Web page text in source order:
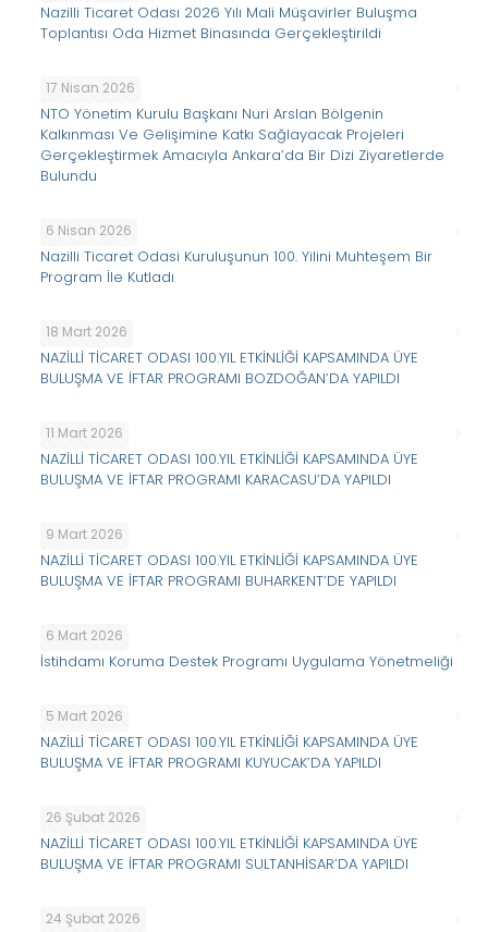
Nazilli Ticaret Odası 2026 Yılı Mali Müşavirler Buluşma
Toplantısı Oda Hizmet Binasında Gerçekleştirildi
17 Nisan 2026
NTO Yönetim Kurulu Başkanı Nuri Arslan Bölgenin
Kalkınması Ve Gelişimine Katkı Sağlayacak Projeleri
Gerçekleştirmek Amacıyla Ankara’da Bir Dizi Ziyaretlerde
Bulundu
6 Nisan 2026
Nazilli Ticaret Odasi Kuruluşunun 100. Yilini Muhteşem Bir
Program İle Kutladı
18 Mart 2026
NAZİLLİ TİCARET ODASI 100.YIL ETKİNLİĞİ KAPSAMINDA ÜYE
BULUŞMA VE İFTAR PROGRAMI BOZDOĞAN’DA YAPILDI
11 Mart 2026
NAZİLLİ TİCARET ODASI 100.YIL ETKİNLİĞİ KAPSAMINDA ÜYE
BULUŞMA VE İFTAR PROGRAMI KARACASU’DA YAPILDI
9 Mart 2026
NAZİLLİ TİCARET ODASI 100.YIL ETKİNLİĞİ KAPSAMINDA ÜYE
BULUŞMA VE İFTAR PROGRAMI BUHARKENT’DE YAPILDI
6 Mart 2026
İstihdamı Koruma Destek Programı Uygulama Yönetmeliği
5 Mart 2026
NAZİLLİ TİCARET ODASI 100.YIL ETKİNLİĞİ KAPSAMINDA ÜYE
BULUŞMA VE İFTAR PROGRAMI KUYUCAK’DA YAPILDI
26 Şubat 2026
NAZİLLİ TİCARET ODASI 100.YIL ETKİNLİĞİ KAPSAMINDA ÜYE
BULUŞMA VE İFTAR PROGRAMI SULTANHİSAR’DA YAPILDI
24 Şubat 2026